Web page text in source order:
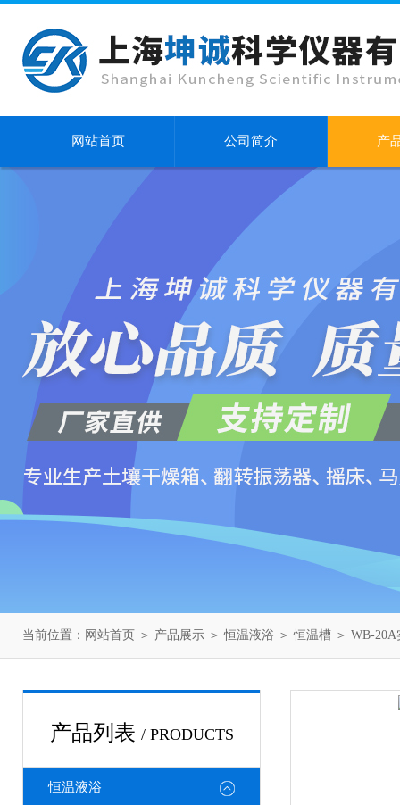
网站首页 公司简介 产
当前位置： 网站首页 ＞ 产品展示 ＞恒温液浴 ＞恒温槽 ＞ WB-
产品列表 / PRODUCTS
恒温液浴